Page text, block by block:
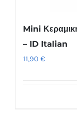
Mini
– ID Italian
11,90 €